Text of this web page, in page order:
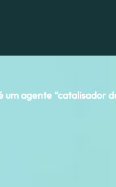
um agente “catalisador